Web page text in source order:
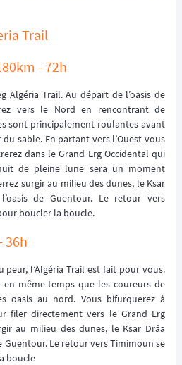
Trail
- 72h
Algéria Trail. Au départ de l’oasis de
vers le Nord en rencontrant de
sont principalement roulantes avant
sable. En partant vers l’Ouest vous
dans le Grand Erg Occidental qui
de pleine lune sera un moment
surgir au milieu des dunes, le Ksar
de Guentour. Le retour vers
boucler la boucle.
36h
peur, l’Algéria Trail est fait pour vous.
même temps que les coureurs de
oasis au nord. Vous bifurquerez à
filer directement vers le Grand Erg
au milieu des dunes, le Ksar Drâa
Guentour. Le retour vers Timimoun se
boucle